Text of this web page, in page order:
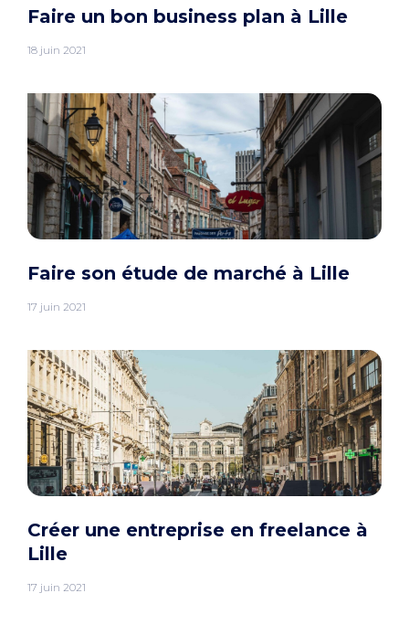
Faire un bon business plan à Lille
18 juin 2021
Faire son étude de marché à Lille
17 juin 2021
Créer une entreprise en freelance à
Lille
17 juin 2021